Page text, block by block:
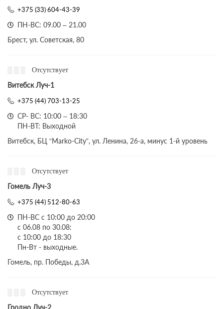
+375 (33) 604-43-39
ПН-ВС: 09.00 – 21.00
Брест, ул. Советская, 80
Отсутствует
Витебск Луч-1
+375 (44) 703-13-25
СР- ВС: 10:00 – 18:30
ПН-ВТ: Выходной
Витебск, БЦ “Marko-City”, ул. Ленина, 26-а, минус 1-й уровень
Отсутствует
Гомель Луч-3
+375 (44) 512-80-63
ПН-ВС с 10:00 до 20:00
с 06.08 по 30.08:
с 10:00 до 18:30
Пн-Вт - выходные.
Гомель, пр. Победы, д.3A
Отсутствует
Гродно Луч-2